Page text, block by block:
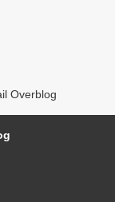
Overblog